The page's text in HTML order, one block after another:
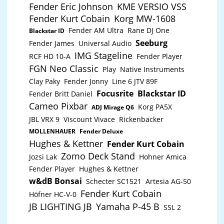
4 Bedientasten Temperatursensor und
Überstromschutz integriert
Selbstreinigungsfunktion Robustes Metallgehäuse
Transportcase als Zubehör erhältlich
Netzanschluss mit Durchschleifausgang über P-Con-
Buchse Ausstoßweite: ca. 5 m Ansteuerung:
Funkfernsteuerung Ansteuerung: Kabelgebundene
Fernsteuerung Ansteuerung: DMX
Fender Eric Johnson KME VERSIO VSS
Fender Kurt Cobain Korg MW-1608
Blackstar ID Fender AM Ultra Rane DJ One
Fender James Universal Audio Seeburg
RCF HD 10-A IMG Stageline Fender Player
FGN Neo Classic Play Native Instruments
Clay Paky Fender Jonny Line 6 JTV 89F
Fender Britt Daniel Focusrite Blackstar ID
Cameo Pixbar ADJ Mirage Q6 Korg PA5X
JBL VRX 9 Viscount Vivace Rickenbacker
MOLLENHAUER Fender Deluxe
Hughes & Kettner Fender Kurt Cobain
Jozsi Lak Zomo Deck Stand Hohner Amica
Fender Player Hughes & Kettner
w&dB Bonsai Schecter SC1521 Artesia AG-50
Höfner HC-V-0 Fender Kurt Cobain
JB LIGHTING JB Yamaha P-45 B SSL 2